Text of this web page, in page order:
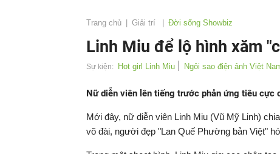
Trang chủ Giải trí Đời sống Showbiz
Linh Miu để lộ hình xăm
Sự kiện: Hot girl Linh Miu Ngôi sao điện ảnh Việt
Nữ diễn viên lên tiếng trước phản ứng tiêu cực
Mới đây, nữ diễn viên Linh Miu (Vũ Mỹ Linh)
võ đài, người đẹp "Lan Quế Phường bản Việt"